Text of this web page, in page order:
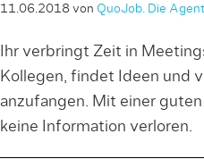
11.06.2018 von QuoJob. Die
Ihr verbringt Zeit in
Kollegen, findet Ideen und
anzufangen. Mit einer
keine Information verloren.